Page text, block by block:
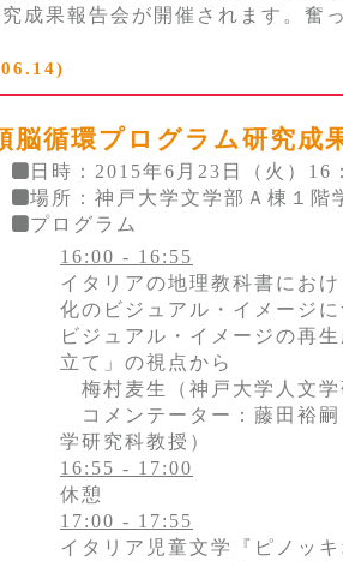
成果報告会が開催されます。奮
脳循環プログラム研究成
日時：2015年6月23日（火）16
場所：神戸大学文学部Ａ棟１階
プログラム
16:00 - 16:55
イタリアの地理教科書にお
化のビジュアル・イメージ
ビジュアル・イメージの再
立て」の視点から
梅村麦生（神戸大学人文
コメンテーター：藤田裕
学研究科教授）
16:55 - 17:00
休憩
17:00 - 17:55
イタリア児童文学『ピノッ